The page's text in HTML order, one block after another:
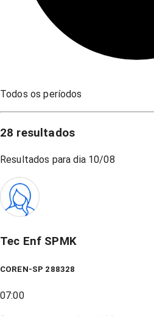
Todos os períodos
28 resultados
Resultados para dia 10/08
Tec Enf SPMK
COREN-SP 288328
07:00